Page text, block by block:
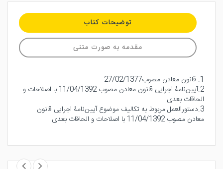
توضیحات کتاب
مقدمه به صورت متنی
1. قانون معادن مصوب27/02/1377
2.آیین‌نامۀ اجرایی قانون معادن مصوب 11/04/1392 با اصلاحات و
الحاقات بعدی
3.دستورالعمل مربوط به تکالیف موضوع آیین‌نامۀ اجرایی قانون
معادن مصوب 11/04/1392 با اصلاحات و الحاقات بعدی